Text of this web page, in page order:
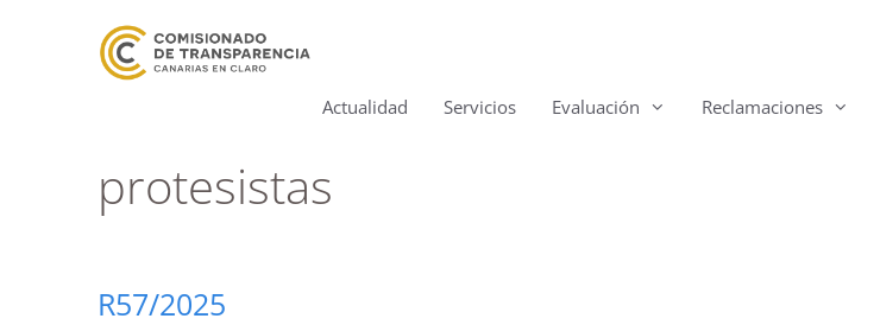
Actualidad Servicios Evaluación Reclamaciones
protesistas
R57/2025